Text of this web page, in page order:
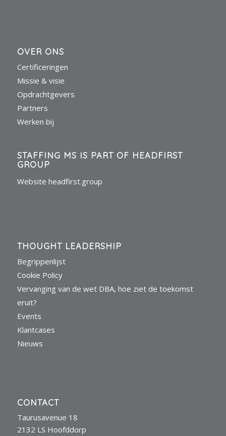
OVER ONS
Certificeringen
Missie & visie
Opdrachtgevers
Partners
Werken bij
STAFFING MS IS PART OF HEADFIRST
GROUP
Website headfirst.group
THOUGHT LEADERSHIP
Begrippenlijst
Cookie Policy
Vervanging van de wet DBA, hoe ziet de toekomst
eruit?
Events
Klantcases
Nieuws
CONTACT
Taurusavenue 18
2132 LS Hoofddorp